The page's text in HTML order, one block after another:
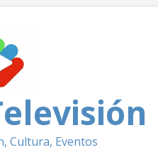
Cultura, Eventos